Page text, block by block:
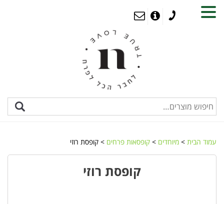
עמוד הבית > מיוחדים > קופסאות פרחים > קופסת רוזי
קופסת רוזי